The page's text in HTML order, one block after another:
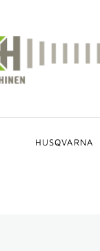
HUSQVARNA